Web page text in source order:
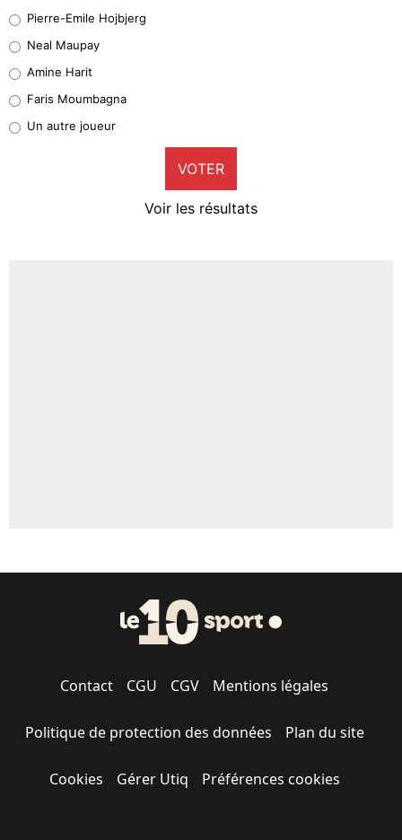
5%
1%
9%
Pierre-Emile Hojbjerg
Neal Maupay
Amine Harit
Faris Moumbagna
Un autre joueur
VOTER
Voir les résultats
Contact CGU CGV Mentions légales
Politique de protection des données Plan du site
Cookies Gérer Utiq Préférences cookies